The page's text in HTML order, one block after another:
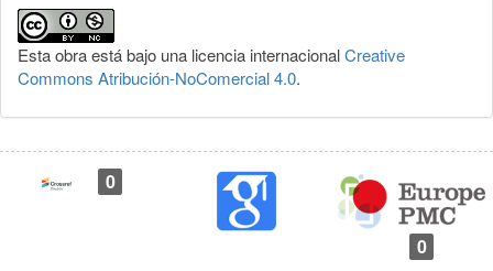
Esta obra está bajo una licencia internacionalCreative
Commons Atribución-NoComercial 4.0.
0
0